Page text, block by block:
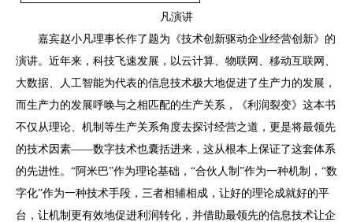
凡演讲
嘉宾赵小凡理事长作了题为《技术创新驱动企业经营创新》的
演讲。近年来，科技飞速发展，以云计算、物联网、移动互联网、
大数据、人工智能为代表的信息技术极大地促进了生产力的发展，
而生产力的发展呼唤与之相匹配的生产关系，《利润裂变》这本书
不仅从理论、机制等生产关系角度去探讨经营之道，更是将最领先
的技术因素——数字技术也囊括进来，这从根本上保证了这套体系
的先进性。“阿米巴”作为理论基础，“合伙人制”作为一种机制，“数
字化”作为一种技术手段，三者相辅相成，让好的理论成就好的平
台，让机制更有效地促进利润转化，并借助最领先的信息技术让企